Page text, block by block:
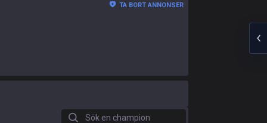
TA BORT ANNONSER
Sök en champion